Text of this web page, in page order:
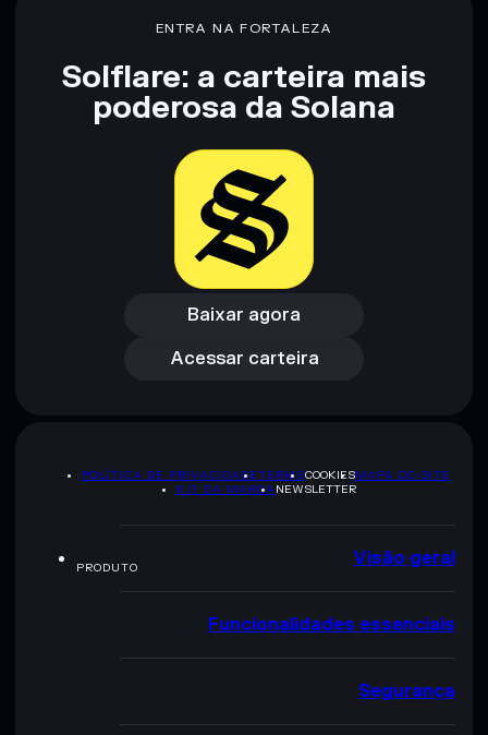
ENTRA NA FORTALEZA
Solflare: a carteira mais
poderosa da Solana
Baixar agora
Baixar agora
Acessar carteira
Acessar carteira
POLÍTICA DE PRIVACIDADETERMSCOOKIESMAPA DO SITE
KIT DA MARCA NEWSLETTER
PRODUTO Visão geral
Funcionalidades essenciais
Segurança